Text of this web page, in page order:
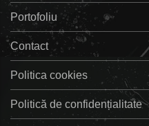
Portofoliu
Contact
Politica cookies
Politică de confidențialitate